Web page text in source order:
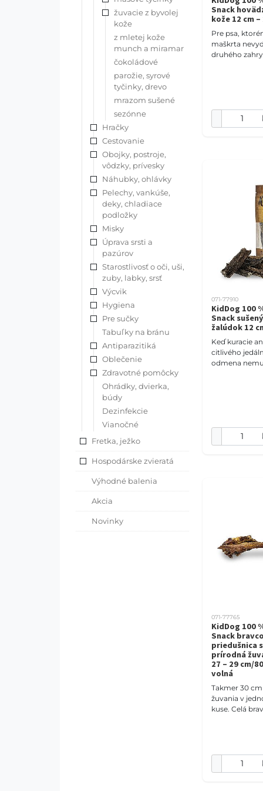
žuvacie z byvolej
kože
z mletej kože
munch a miramar
čokoládové
parožie, syrové
tyčinky, drevo
mrazom sušené
sezónne
Hračky
Cestovanie
Obojky, postroje,
vôdzky, prívesky
Náhubky, ohlávky
Pelechy, vankúše,
deky, chladiace
podložky
Misky
Úprava srsti a
pazúrov
Starostlivosť o oči, uši,
zuby, labky, srsť
Výcvik
Hygiena
Pre sučky
Tabuľky na bránu
Antiparazitiká
Oblečenie
Zdravotné pomôcky
Ohrádky, dvierka,
búdy
Dezinfekcie
Vianočné
Fretka, ježko
Hospodárske zvieratá
Výhodné balenia
Akcia
Novinky
Snack
kože 12 cm –
Pre psa,
maškrta
druhého
zo 100 %
071-77910
KidDog 100
Snack
žalúdok 12
Keď kuracie
citlivého
odmena
071-77765
KidDog 100
Snack
priedušnica
prírodná
27 – 29 cm/
volná
Takmer 30
žuvania v
kuse. Celá
ponúka